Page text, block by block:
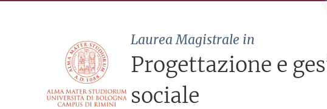
Laurea Magistrale in
Progettazione e
sociale